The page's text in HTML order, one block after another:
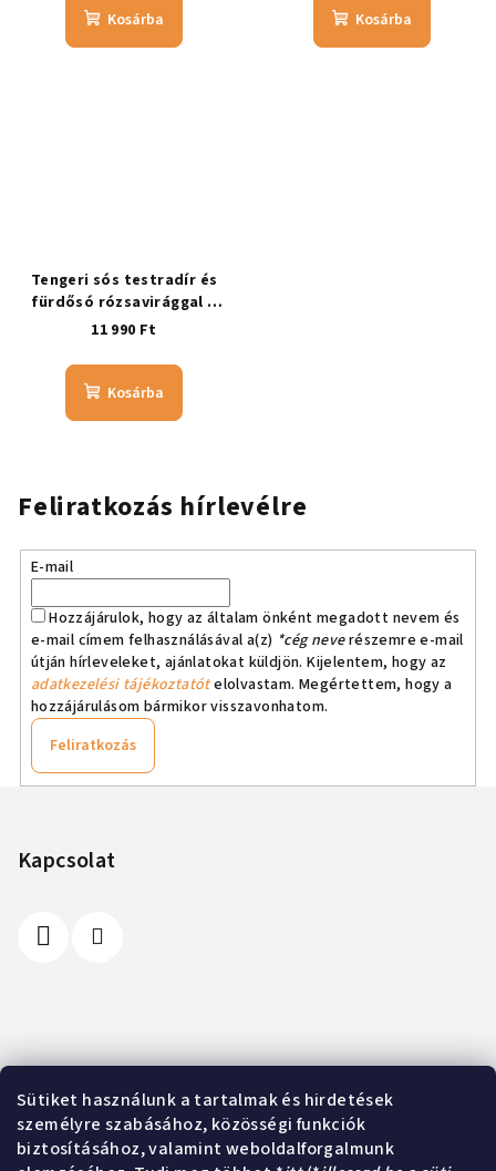
Sütiket használunk a tartalmak és hirdetések
személyre szabásához, közösségi funkciók
biztosításához, valamint weboldalforgalmunk
Kosárba Kosárba
Tengeri sós testradír és
fürdősó rózsavirággal –
RÓZSAVIRÁGOS
11 990 Ft
Kosárba
Feliratkozás hírlevélre
E-mail
Hozzájárulok, hogy az általam önként megadott nevem és
e-mail címem felhasználásával a(z) *cég neverészemre e-mail
útján hírleveleket, ajánlatokat küldjön. Kijelentem, hogy az
adatkezelési tájékoztatótelolvastam. Megértettem, hogy a
hozzájárulásom bármikor visszavonhatom.
Feliratkozás
Kapcsolat
Információ
A vásárlás lépései
Üzleti feltételek (ÁSZF)